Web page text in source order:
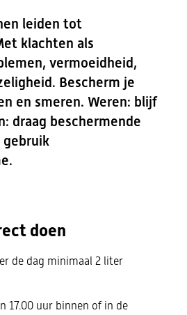
leiden tot
klachten als
vermoeidheid,
Bescherm je
en smeren. Weren: blijf
draag beschermende
gebruik
doen
de dag minimaal 2 liter
17.00 uur binnen of in de